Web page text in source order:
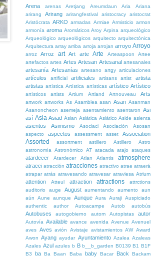
Arena arenas Aretjang Areumdaun Aria
Ariana
arirang
Arirang arirangfestival aristocracy
aristocrat
Aristócrata ARKO armadas Armiae Armisticio armon
armonía aroma Aromáticos Aroy Arpina arqueológico
Arqueológico arqueológicos arquitecto arquitectónica
Arquitectura array arriba arroja arrojan arroyo Arroyo
arroz Arroz art Art arte Arte Arteaspoon
Artee
artefactos artes Artes Artesan Artesanal artesanales
artesanía Artesanías artesano artgy articulaciones
artículos artificial artificiales artisans artist
artista
artistas artística Artística artísticas artístico Artístico
artísticos artists Artium Artland Artnouveau Arts
artwork artworks As Asamblea asan Asan Asanman
Asanoncheon asemeja asentamiento asentaron Asi
así Asia Asiad Asian Asiática Asiático Aside asienta
asientos Asimismo Asociaci Asociación
Asosan
aspecto
aspectos assessment asset Association
Assorted assortment astillero Astillero
Astro
astronomía
Astronómico AT atacada atajo ataques
atardecer Atardecer Atlan Atlantis atmosphere
atracci atracción atracciones atractivo atrae atraerá
atrapar atrás atravesando atravesar atraviesa Atrium
attention Atteul attraction attractions
attrctions
auditorio
auge August aumentando aumento
aun
aún
Aune aunque Aunque Aura Auraji Auspiciado
authentic
author Autoacampe Autob autobús
Autobuses autogobierno autom Autopistas autor
Autovía Available avance avenida Avenue Avenuel
aves Aves avión Avistaje avistamientos AW Award
Awon Ayang ayudar Ayuntamiento Azalea Azaleas
Azales Azul azules b B b__b_garden B0139 B1 B1F
B3
ba Ba Baan Baba baby Bacar Back Backam